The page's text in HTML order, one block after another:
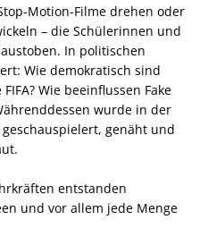
Motion-Filme drehen oder
– die Schülerinnen und
In politischen
Wie demokratisch sind
Wie beeinflussen Fake
wurde in der
genäht und
entstanden
und vor allem jede Menge